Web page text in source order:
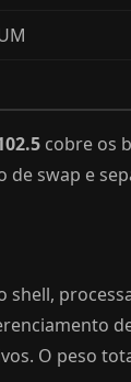
cobre os
swap e
shell,
O peso